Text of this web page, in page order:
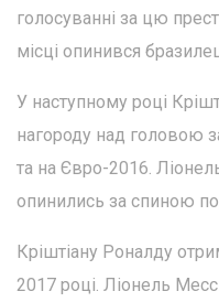
голосуванні за цю
місці опинився
У наступному році
нагороду над головою
та на Євро-2016.
опинились за спиною
Кріштіану Роналду
2017 році. Ліонель